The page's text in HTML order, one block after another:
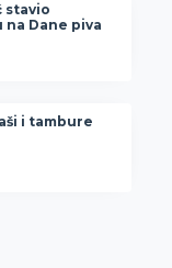
stavio
Dane piva
i tambure